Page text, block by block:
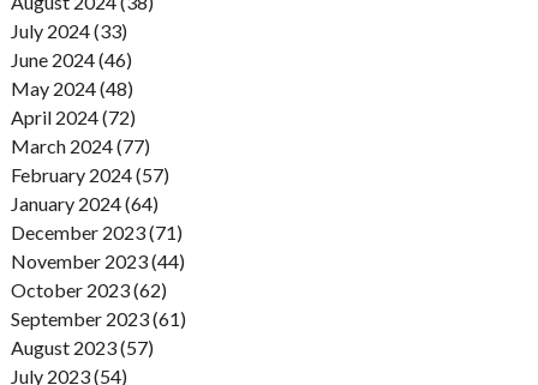
July 2024 (33)
June 2024 (46)
May 2024 (48)
April 2024 (72)
March 2024 (77)
February 2024 (57)
January 2024 (64)
December 2023 (71)
November 2023 (44)
October 2023 (62)
September 2023 (61)
August 2023 (57)
July 2023 (54)